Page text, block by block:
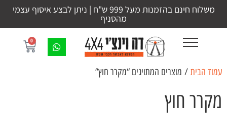
משלוח חינם בהזמנות מעל 999 ש"ח | ניתן לבצע איסוף עצמי
מהסניף
0
עמוד הבית / מוצרים המתויגים “מקרר חוץ”
מקרר חוץ